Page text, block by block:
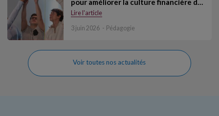
pour améliorer la culture financière d…
Lire l'article
3 juin 2026 Pédagogie
Voir toutes nos actualités